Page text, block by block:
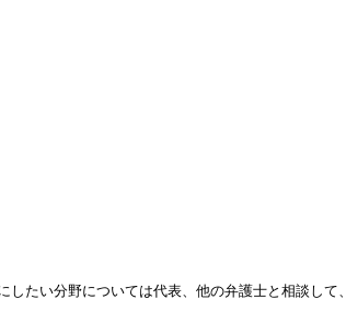
たい分野については代表、他の弁護士と相談して、